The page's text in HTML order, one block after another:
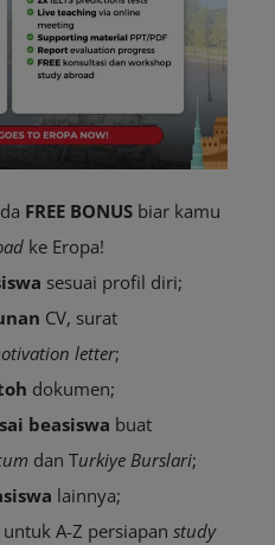
FREE BONUS biar kamu
ke Eropa!
sesuai profil diri;
CV, surat
letter;
dokumen;
beasiswa buat
dan Turkiye Burslari;
lainnya;
untuk A-Z persiapan study